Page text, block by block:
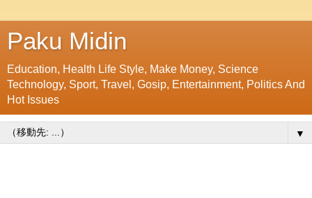
Paku Midin
Education, Health Life Style, Make Money, Science
Technology, Sport, Travel, Gosip, Entertainment, Politics And
Hot Issues
▼